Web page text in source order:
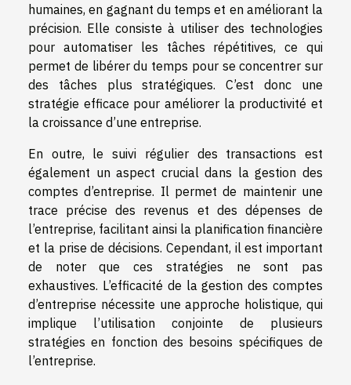
humaines, en gagnant du temps et en améliorant la
précision. Elle consiste à utiliser des technologies
pour automatiser les tâches répétitives, ce qui
permet de libérer du temps pour se concentrer sur
des tâches plus stratégiques. C’est donc une
stratégie efficace pour améliorer la productivité et
la croissance d’une entreprise.
En outre, le suivi régulier des transactions est
également un aspect crucial dans la gestion des
comptes d’entreprise. Il permet de maintenir une
trace précise des revenus et des dépenses de
l’entreprise, facilitant ainsi la planification financière
et la prise de décisions. Cependant, il est important
de noter que ces stratégies ne sont pas
exhaustives. L’efficacité de la gestion des comptes
d’entreprise nécessite une approche holistique, qui
implique l’utilisation conjointe de plusieurs
stratégies en fonction des besoins spécifiques de
l’entreprise.